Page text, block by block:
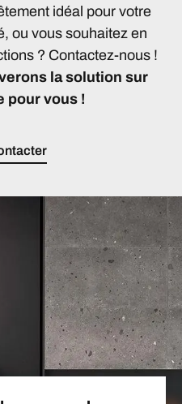
idéal pour votre
ou vous souhaitez en
? Contactez-nous !
la solution sur
pour vous !